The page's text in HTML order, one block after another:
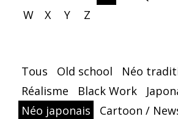
W
X Y Z
Tous Old school
Néo
Réalisme
Black Work
Néo japonais
Cartoon /